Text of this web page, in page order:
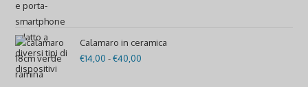
Calamaro in ceramica
€14,00 - €40,00